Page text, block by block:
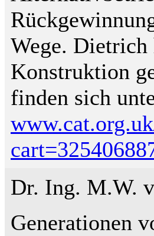
Wege. Dietrich
Konstruktion
finden sich
Dr. Ing. M.W.
Generationen